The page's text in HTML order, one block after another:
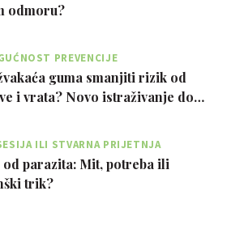
odmoru?
PREVENCIJE
guma smanjiti rizik od
i vrata? Novo istraživanje do…
ILI STVARNA PRIJETNJA
od parazita: Mit, potreba ili
trik?